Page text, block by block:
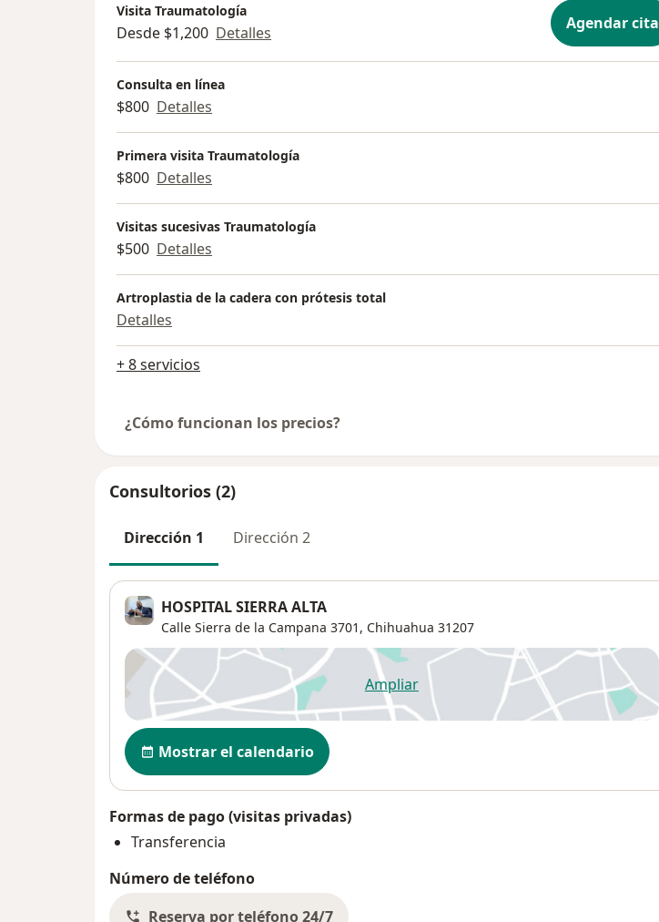
Visita Traumatología
Desde $1,200 Detalles Agendar cita
Consulta en línea
$800 Detalles
Primera visita Traumatología
$800 Detalles
Visitas sucesivas Traumatología
$500 Detalles
Artroplastia de la cadera con prótesis total
Detalles
+ 8 servicios
¿Cómo funcionan los precios?
Consultorios (2)
Dirección 1 Dirección 2
HOSPITAL SIERRA ALTA
Calle Sierra de la Campana 3701, Chihuahua 31207
Ampliarse abre en una nueva pestaña
Disponibilidad
Mostrar el calendario
Formas de pago (visitas privadas)
Transferencia
Número de teléfono
Reserva por teléfono 24/7